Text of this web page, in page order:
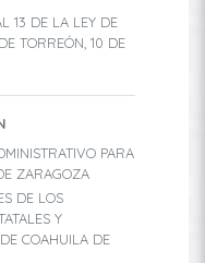
13 DE LA LEY DE
TORREÓN, 10 DE
PARA
ZARAGOZA
DE LOS
Y
COAHUILA DE